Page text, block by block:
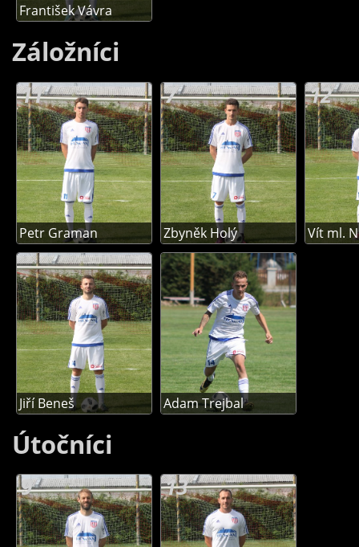
František Vávra
Záložníci
11
Petr Graman
7
Zbyněk Holý
12
Vít ml.
Jiří Beneš Adam Trejbal
Útočníci
9 13